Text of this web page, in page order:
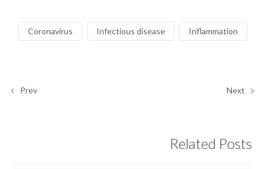
Coronavirus Infectious disease Inflammation
Prev Next
Related Posts